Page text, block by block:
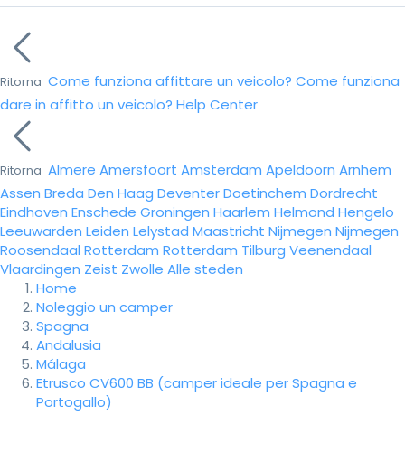
Ritorna Come funziona affittare un veicolo? Come funziona
dare in affitto un veicolo? Help Center
Ritorna Almere Amersfoort Amsterdam Apeldoorn Arnhem
Assen Breda Den Haag DeventerDoetinchem Dordrecht
Eindhoven Enschede Groningen Haarlem Helmond Hengelo
Leeuwarden Leiden Lelystad Maastricht Nijmegen Nijmegen
Roosendaal Rotterdam Rotterdam Tilburg Veenendaal
Vlaardingen Zeist Zwolle Alle steden
Home
Noleggio un camper
Spagna
Andalusia
Málaga
Etrusco CV600 BB (camper ideale per Spagna e
Portogallo)